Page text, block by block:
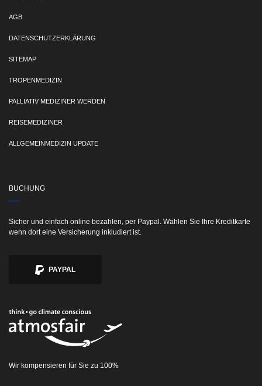
AGB
DATENSCHUTZERKLÄRUNG
SITEMAP
TROPENMEDIZIN
PALLIATIV MEDIZINER WERDEN
REISEMEDIZINER
ALLGEMEINMEDIZIN UPDATE
BUCHUNG
Sicher und einfach online bezahlen, per Paypal. Wählen Sie Ihre Kreditkarte
wenn dort eine Versicherung inkludiert ist.
PAYPAL
Wir kompensieren für Sie zu 100%